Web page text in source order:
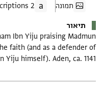
תמונה
2 Transcriptions
תיאור
Ibn Yiju praising Madmun
faith (and as a defender of
Yiju himself). Aden, ca. 1141.